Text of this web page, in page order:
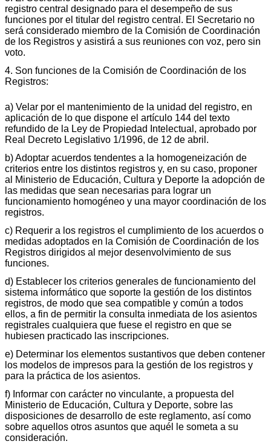
registro central designado para el desempeño de sus
funciones por el titular del registro central. El Secretario no
será considerado miembro de la Comisión de Coordinación
de los Registros y asistirá a sus reuniones con voz, pero sin
voto.
4. Son funciones de la Comisión de Coordinación de los
Registros:
a) Velar por el mantenimiento de la unidad del registro, en
aplicación de lo que dispone el artículo 144 del texto
refundido de la Ley de Propiedad Intelectual, aprobado por
Real Decreto Legislativo 1/1996, de 12 de abril.
b) Adoptar acuerdos tendentes a la homogeneización de
criterios entre los distintos registros y, en su caso, proponer
al Ministerio de Educación, Cultura y Deporte la adopción de
las medidas que sean necesarias para lograr un
funcionamiento homogéneo y una mayor coordinación de los
registros.
c) Requerir a los registros el cumplimiento de los acuerdos o
medidas adoptados en la Comisión de Coordinación de los
Registros dirigidos al mejor desenvolvimiento de sus
funciones.
d) Establecer los criterios generales de funcionamiento del
sistema informático que soporte la gestión de los distintos
registros, de modo que sea compatible y común a todos
ellos, a fin de permitir la consulta inmediata de los asientos
registrales cualquiera que fuese el registro en que se
hubiesen practicado las inscripciones.
e) Determinar los elementos sustantivos que deben contener
los modelos de impresos para la gestión de los registros y
para la práctica de los asientos.
f) Informar con carácter no vinculante, a propuesta del
Ministerio de Educación, Cultura y Deporte, sobre las
disposiciones de desarrollo de este reglamento, así como
sobre aquellos otros asuntos que aquél le someta a su
consideración.